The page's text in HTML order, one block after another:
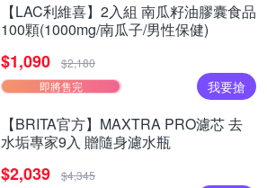
【LAC利維喜】2入組 南瓜籽油膠囊食品
100顆(1000mg/南瓜子/男性保健)
$1,090
$2,180
即將售完
我要搶
【BRITA官方】MAXTRA PRO濾芯 去
水垢專家9入 贈隨身濾水瓶
$2,039
$4,345